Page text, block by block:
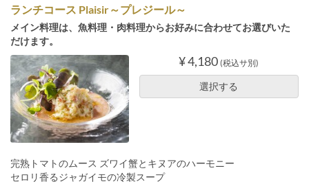
ランチコース Plaisir～プレジール～
メイン料理は、魚料理・肉料理からお好みに合わせてお選びいた
だけます。
¥ 4,180 (税込サ別)
選択する
完熟トマトのムース ズワイ蟹とキヌアのハーモニー
セロリ香るジャガイモの冷製スープ